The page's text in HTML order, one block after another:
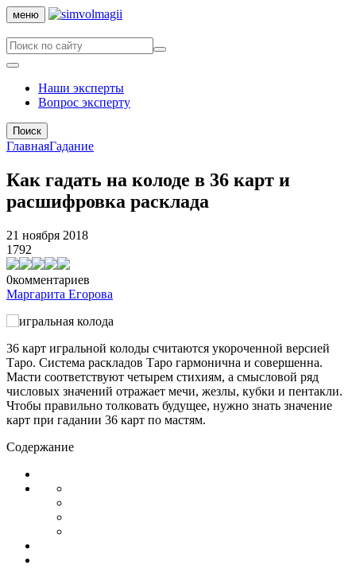
меню
Наши эксперты
Вопрос эксперту
Поиск
ГлавнаяГадание
Как гадать на колоде в 36 карт и
расшифровка расклада
21 ноября 2018
1792
0комментариев
Маргарита Егорова
36 карт игральной колоды считаются укороченной версией
Таро. Система раскладов Таро гармонична и совершенна.
Масти соответствуют четырем стихиям, а смысловой ряд
числовых значений отражает мечи, жезлы, кубки и пентакли.
Чтобы правильно толковать будущее, нужно знать значение
карт при гадании 36 карт по мастям.
Содержание